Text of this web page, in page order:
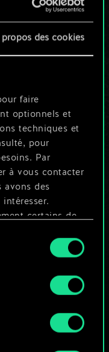
propos des cookies
faire
optionnels et
techniques et
pour
Par
à vous contacter
avons des
certains de
appliqués
détails sur notre
ci-
de
être
!
un guide